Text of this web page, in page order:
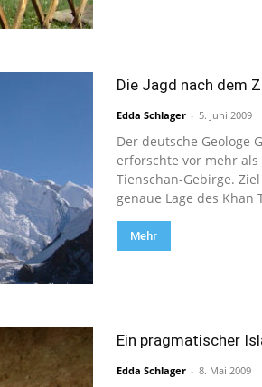
Die Jagd nach dem
Edda Schlager - 5. Juni 2009
Der deutsche Geologe
erforschte vor mehr
Tienschan-Gebirge.
genaue Lage des Khan
Mehr
Ein pragmatischer
Edda Schlager - 8. Mai 2009